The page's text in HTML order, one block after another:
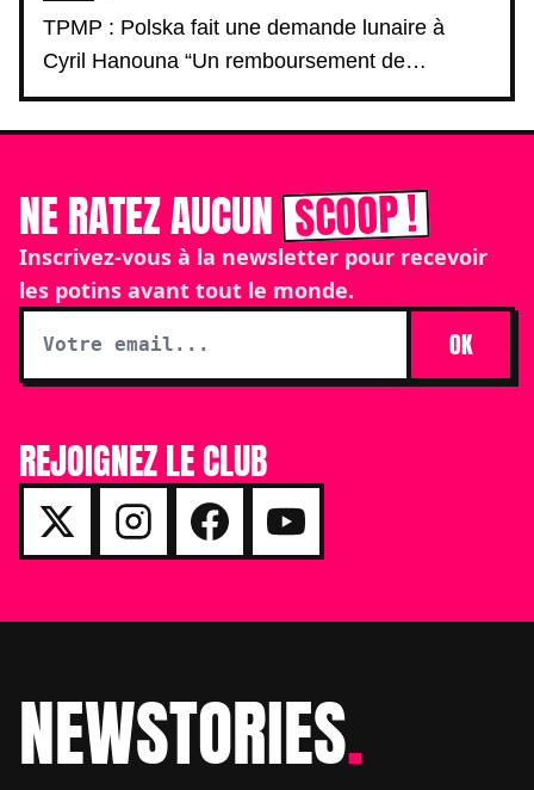
TPMP : Polska fait une demande lunaire à
Cyril Hanouna “Un remboursement de…
NE RATEZ AUCUNSCOOP !
Inscrivez-vous à la newsletter pour recevoir
les potins avant tout le monde.
OK
REJOIGNEZ LE CLUB
FooterNEWSTORIES.